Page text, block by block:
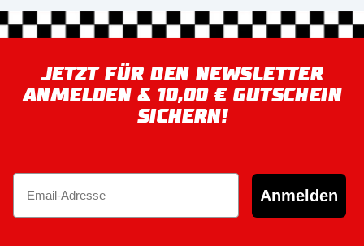
JETZT FÜR DEN NEWSLETTER
ANMELDEN & 10,00 € GUTSCHEIN
SICHERN!
Email
Anmelden